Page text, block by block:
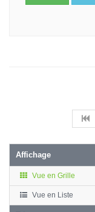
Affichage
Vue en Grille
Vue en Liste